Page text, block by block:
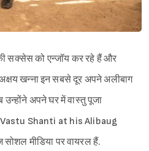
सक्सेस को एन्जॉय कर रहे हैं और
खन्ना इन सबसे दूर अपने अलीबाग
अपने घर में वास्तु पूजा
Shanti at his Alibaug
मीडिया पर वायरल हैं.